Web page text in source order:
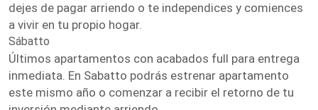
dejes de pagar arriendo o te independices y comiences
a vivir en tu propio hogar.
Sábatto
Últimos apartamentos con acabados full para entrega
inmediata. En Sabatto podrás estrenar apartamento
este mismo año o comenzar a recibir el retorno de tu